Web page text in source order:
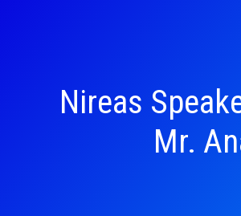
Nireas
Mr.